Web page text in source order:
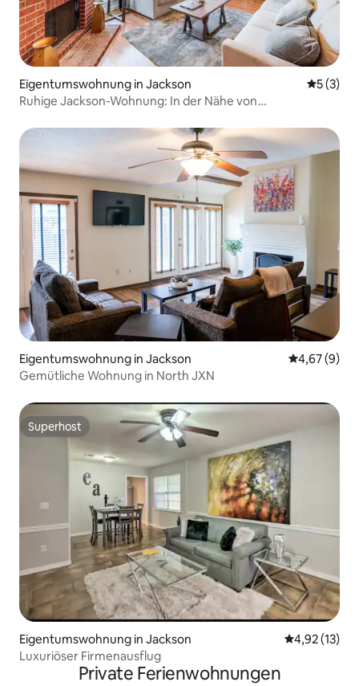
Eigentumswohnung in Jackson
5 (3)
Ruhige Jackson-Wohnung: In der Nähe von
Eigentumswohnung in Jackson
4,67 (9)
Gemütliche Wohnung in North JXN
Superhost
Superhost
Eigentumswohnung in Jackson
4,92 (13)
Luxuriöser Firmenausflug
Private Ferienwohnungen